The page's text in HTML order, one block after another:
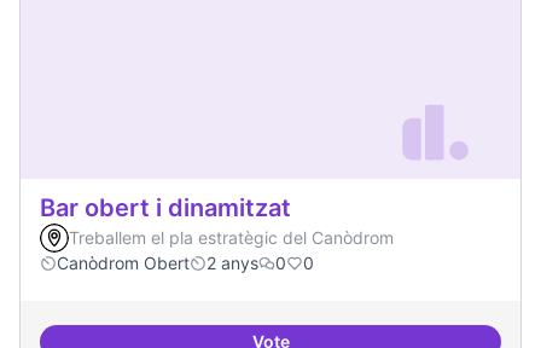
Bar obert i dinamitzat
Treballem el pla estratègic del Canòdrom
Canòdrom Obert
2 anys 0 0
Vote